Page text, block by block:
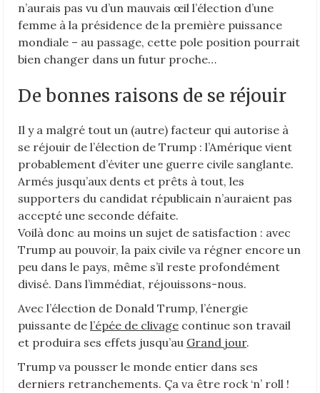
n’aurais pas vu d’un mauvais œil l’élection d’une
femme à la présidence de la première puissance
mondiale – au passage, cette pole position pourrait
bien changer dans un futur proche…
De bonnes raisons de se réjouir
Il y a malgré tout un (autre) facteur qui autorise à
se réjouir de l’élection de Trump : l’Amérique vient
probablement d’éviter une guerre civile sanglante.
Armés jusqu’aux dents et prêts à tout, les
supporters du candidat républicain n’auraient pas
accepté une seconde défaite.
Voilà donc au moins un sujet de satisfaction : avec
Trump au pouvoir, la paix civile va régner encore un
peu dans le pays, même s’il reste profondément
divisé. Dans l’immédiat, réjouissons-nous.
Avec l’élection de Donald Trump, l’énergie
puissante de l’épée de clivage continue son travail
et produira ses effets jusqu’au Grand jour.
Trump va pousser le monde entier dans ses
derniers retranchements. Ça va être rock ‘n’ roll !